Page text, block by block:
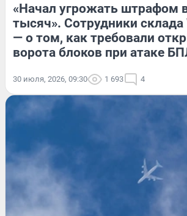
«Начал угрожать штрафом
тысяч». Сотрудники
— о том, как требовали
ворота блоков при атаке
30 июля, 2026, 09:30 1 693 4